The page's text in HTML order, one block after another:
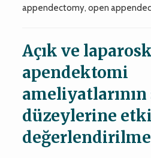
appendectomy, open
Açık ve
apendektomi
düzeylerine